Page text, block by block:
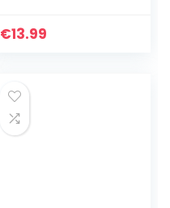
Snelle
€13.99